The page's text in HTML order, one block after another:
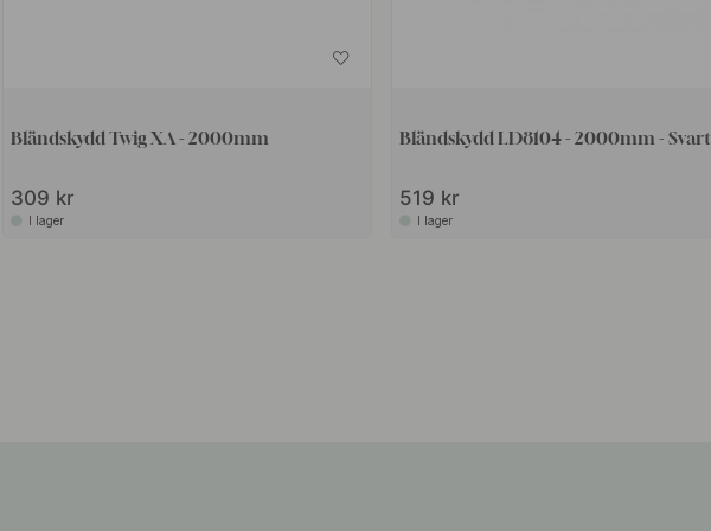
Bländskydd Twig XA - 2000mm
309 kr
I lager
Bländskydd LD8104 - 2000mm - Svart
519 kr
I lager